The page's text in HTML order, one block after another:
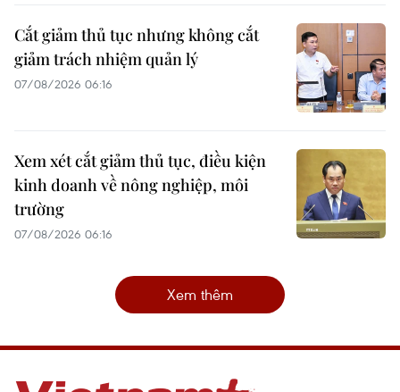
Cắt giảm thủ tục nhưng không cắt
giảm trách nhiệm quản lý
07/08/2026 06:16
Xem xét cắt giảm thủ tục, điều kiện
kinh doanh về nông nghiệp, môi
trường
07/08/2026 06:16
Xem thêm